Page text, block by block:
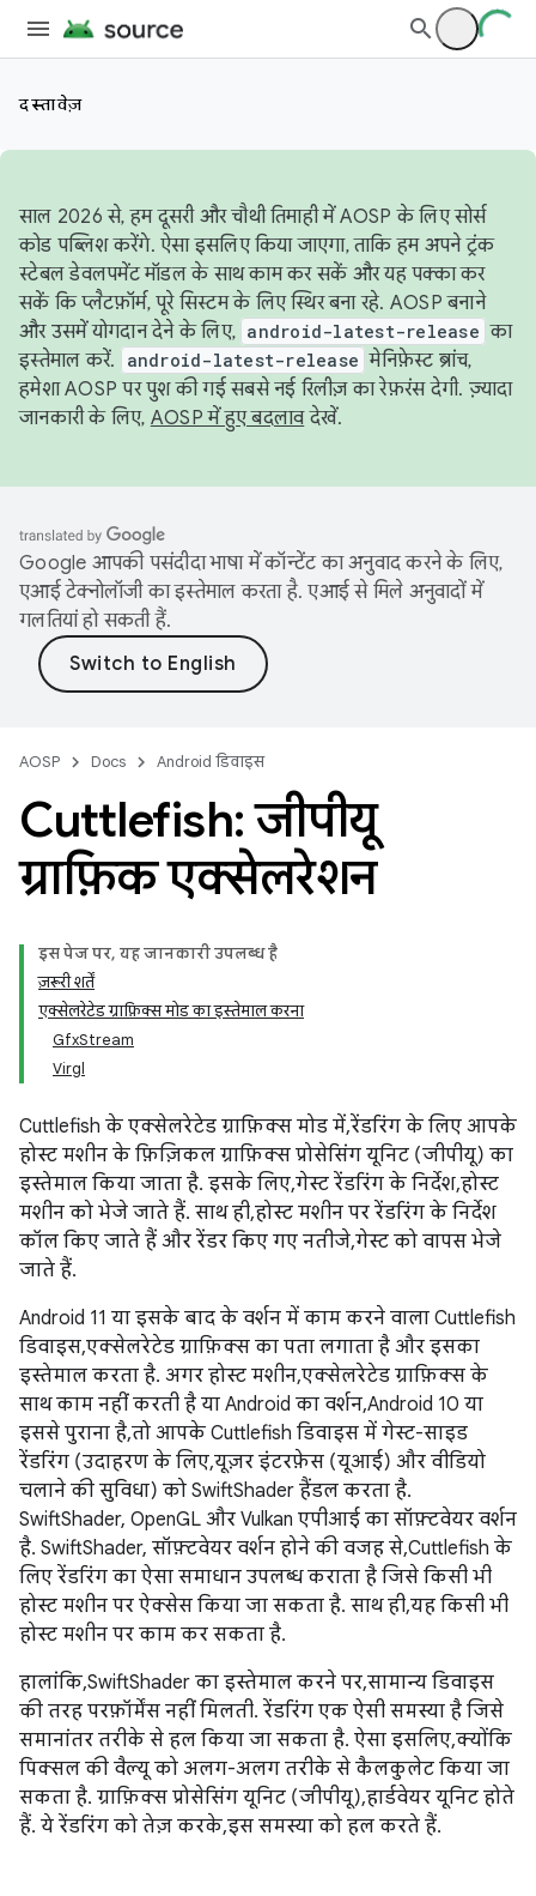
दस्तावेज़
साल 2026 से, हम दूसरी और चौथी तिमाही में AOSP के लिए सोर्स
कोड पब्लिश करेंगे. ऐसा इसलिए किया जाएगा, ताकि हम अपने ट्रंक
स्टेबल डेवलपमेंट मॉडल के साथ काम कर सकें और यह पक्का कर
सकें कि प्लैटफ़ॉर्म, पूरे सिस्टम के लिए स्थिर बना रहे. AOSP बनाने
और उसमें योगदान देने के लिए, android-latest-release का
इस्तेमाल करें.
android-latest-release मेनिफ़ेस्ट ब्रांच,
हमेशा AOSP पर पुश की गई सबसे नई रिलीज़ का रेफ़रंस देगी. ज़्यादा
जानकारी के लिए, AOSP में हुए बदलावदेखें.
Google आपकी पसंदीदा भाषा में कॉन्टेंट का अनुवाद करने के लिए,
एआई टेक्नोलॉजी का इस्तेमाल करता है. एआई से मिले अनुवादों में
गलतियां हो सकती हैं.
AOSP Docs Android डिवाइस
Cuttlefish: जीपीयू
ग्राफ़िक एक्सेलरेशन
इस पेज पर, यह जानकारी उपलब्ध है
ज़रूरी शर्तें
एक्सेलरेटेड ग्राफ़िक्स मोड का इस्तेमाल करना
GfxStream
Virgl
Cuttlefish के एक्सेलरेटेड ग्राफ़िक्स मोड में, रेंडरिंग के लिए आपके
होस्ट मशीन के फ़िज़िकल ग्राफ़िक्स प्रोसेसिंग यूनिट (जीपीयू) का
इस्तेमाल किया जाता है. इसके लिए, गेस्ट रेंडरिंग के निर्देश, होस्ट
मशीन को भेजे जाते हैं. साथ ही, होस्ट मशीन पर रेंडरिंग के निर्देश
कॉल किए जाते हैं और रेंडर किए गए नतीजे, गेस्ट को वापस भेजे
जाते हैं.
Android 11 या इसके बाद के वर्शन में काम करने वाला Cuttlefish
डिवाइस, एक्सेलरेटेड ग्राफ़िक्स का पता लगाता है और इसका
इस्तेमाल करता है. अगर होस्ट मशीन, एक्सेलरेटेड ग्राफ़िक्स के
साथ काम नहीं करती है या Android का वर्शन, Android 10 या
इससे पुराना है, तो आपके Cuttlefish डिवाइस में गेस्ट-साइड
रेंडरिंग (उदाहरण के लिए, यूज़र इंटरफ़ेस (यूआई) और वीडियो
चलाने की सुविधा) को SwiftShader हैंडल करता है.
SwiftShader, OpenGL और Vulkan एपीआई का सॉफ़्टवेयर वर्शन
है. SwiftShader, सॉफ़्टवेयर वर्शन होने की वजह से, Cuttlefish के
लिए रेंडरिंग का ऐसा समाधान उपलब्ध कराता है जिसे किसी भी
होस्ट मशीन पर ऐक्सेस किया जा सकता है. साथ ही, यह किसी भी
होस्ट मशीन पर काम कर सकता है.
हालांकि, SwiftShader का इस्तेमाल करने पर, सामान्य डिवाइस
की तरह परफ़ॉर्मेंस नहीं मिलती. रेंडरिंग एक ऐसी समस्या है जिसे
समानांतर तरीके से हल किया जा सकता है. ऐसा इसलिए, क्योंकि
पिक्सल की वैल्यू को अलग-अलग तरीके से कैलकुलेट किया जा
सकता है. ग्राफ़िक्स प्रोसेसिंग यूनिट (जीपीयू), हार्डवेयर यूनिट होते
हैं. ये रेंडरिंग को तेज़ करके, इस समस्या को हल करते हैं.